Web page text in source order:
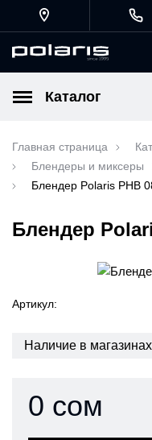
Каталог
Главная страница
Блендеры и миксеры
Блендер Polaris PHB
Блендер
Артикул:
Наличие в
0 сом